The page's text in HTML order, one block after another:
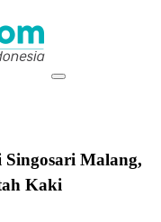
Malang,
Kaki